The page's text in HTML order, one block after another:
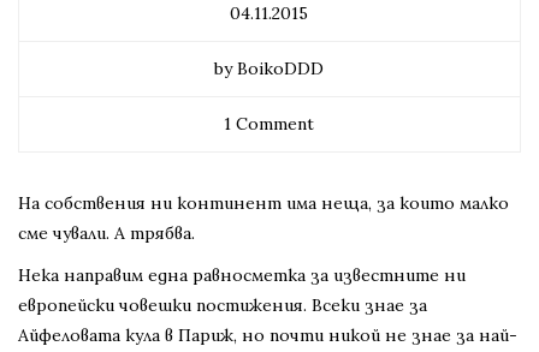
04.11.2015
by BoikoDDD
1 Comment
На собствения ни континент има неща, за които малко
сме чували. А трябва.
Нека направим една равносметка за известните ни
европейски човешки постижения. Всеки знае за
Айфеловата кула в Париж, но почти никой не знае за най-